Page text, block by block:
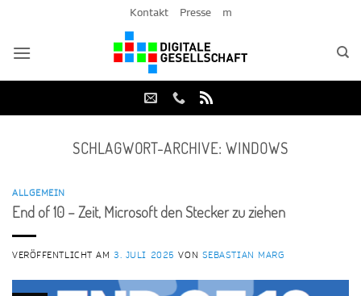
springen
Kontakt Presse m
SCHLAGWORT-ARCHIVE:WINDOWS
ALLGEMEIN
End of 10 – Zeit, Microsoft den Stecker zu ziehen
VERÖFFENTLICHT AM3. JULI 2025 VON SEBASTIAN MARG